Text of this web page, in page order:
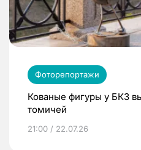
Фоторепортажи
Кованые фигуры у БКЗ
томичей
21:00 / 22.07.26